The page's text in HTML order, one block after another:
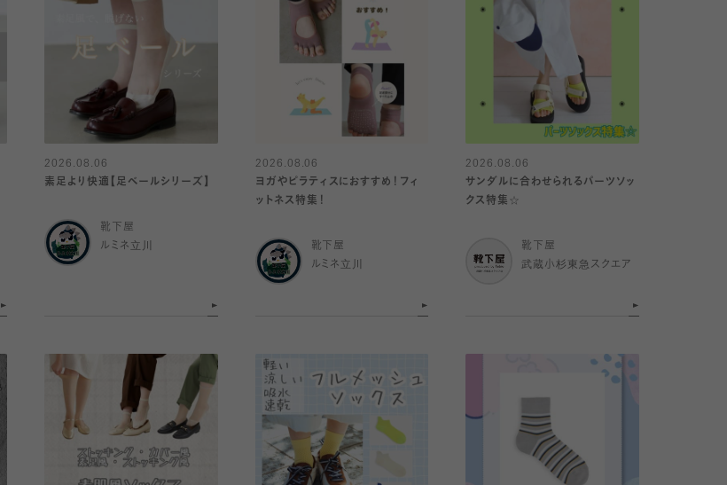
2026.08.06
素足より快適【足ベールシリーズ】
靴下屋
ルミネ立川
2026.08.06
ヨガやピラティスにおすすめ！フィ
ットネス特集！
靴下屋
ルミネ立川
2026.08.06
サンダルに合わせられるパーツソッ
クス特集☆
靴下屋
武蔵小杉東急スクエア